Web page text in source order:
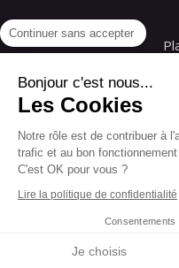
Conditions
Conditions
Création et référencement du
Ce site a été créé grâce à
Continuer sans accepter
Bonjour c'est nous...
Les Cookies
Notre rôle est de contribuer à
trafic et au bon
C'est OK pour vous ?
Lire la politique de confidentialité
Consentements
Je choisis